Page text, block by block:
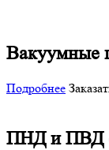
Вакуумные
Подробнее
ПНД и ПВД